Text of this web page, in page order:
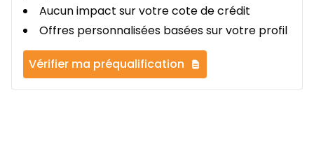
Aucun impact sur votre cote de crédit
Offres personnalisées basées sur votre profil
Vérifier ma préqualification